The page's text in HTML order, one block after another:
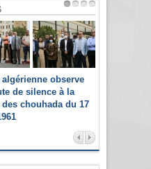
algérienne observe
de silence à la
chouhada du 17